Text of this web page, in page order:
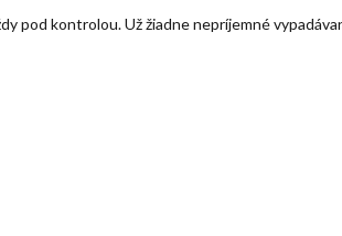
pod kontrolou. Už žiadne nepríjemné